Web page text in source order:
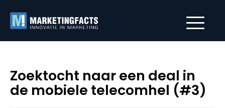
Zoektocht naar een deal in
de mobiele telecomhel (#3)